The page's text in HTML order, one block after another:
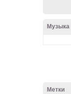
Музыка
Метки